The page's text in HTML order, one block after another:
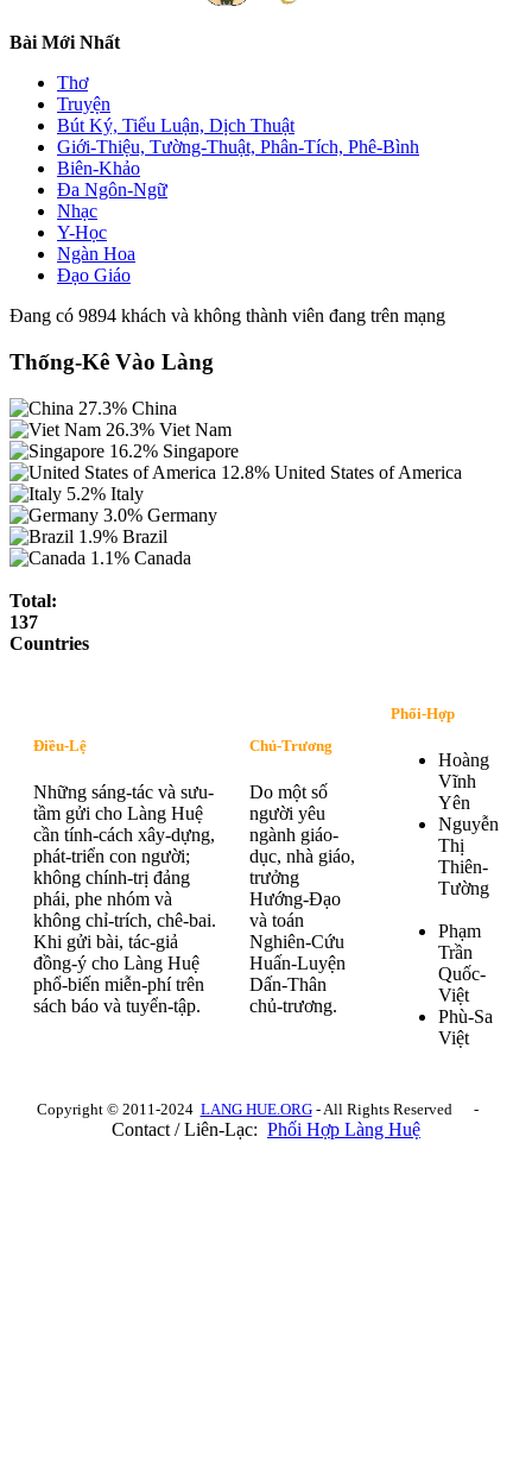
Bài Mới Nhất
Thơ
Truyện
Bút Ký, Tiểu Luận, Dịch Thuật
Giới-Thiệu, Tường-Thuật, Phân-Tích, Phê-Bình
Biên-Khảo
Đa Ngôn-Ngữ
Nhạc
Y-Học
Ngàn Hoa
Đạo Giáo
Đang có 9894 khách và không thành viên đang trên mạng
Thống-Kê Vào Làng
27.3% China
26.3% Viet Nam
16.2% Singapore
12.8% United States of America
5.2% Italy
3.0% Germany
1.9% Brazil
1.1% Canada
Total:
137
Countries
Điều-Lệ
Những sáng-tác và sưu-
tầm gửi cho Làng Huệ
cần tính-cách xây-dựng,
phát-triển con người;
không chính-trị đảng
phái, phe nhóm và
không chỉ-trích, chê-bai.
Khi gửi bài, tác-giả
đồng-ý cho Làng Huệ
phổ-biến miễn-phí trên
sách báo và tuyển-tập.
Chủ-Trương
Do một số
người yêu
ngành giáo-
dục, nhà giáo,
trưởng
Hướng-Đạo
và toán
Nghiên-Cứu
Huấn-Luyện
Dấn-Thân
chủ-trương.
Phối-Hợp
Hoàng
Vĩnh
Yên
Nguyễn
Thị
Thiên-
Tường
Phạm
Trần
Quốc-
Việt
Phù-Sa
Việt
Copyright © 2011-2024 LANG HUE.ORG- All Rights Reserved -
Contact / Liên-Lạc: Phối Hợp Làng Huệ